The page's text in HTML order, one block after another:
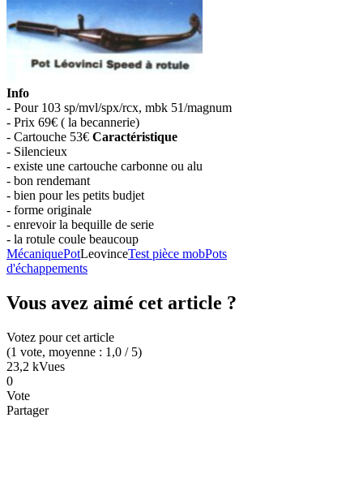
Info
- Pour 103 sp/mvl/spx/rcx, mbk 51/magnum
- Prix 69€ ( la becannerie)
- Cartouche 53€ Caractéristique
- Silencieux
- existe une cartouche carbonne ou alu
- bon rendemant
- bien pour les petits budjet
- forme originale
- enrevoir la bequille de serie
- la rotule coule beaucoup
MécaniquePotLeovinceTest pièce mobPots
d'échappements
Vous avez aimé cet article ?
Votez pour cet article
(1 vote, moyenne : 1,0 / 5)
23,2 kVues
0
Vote
Partager